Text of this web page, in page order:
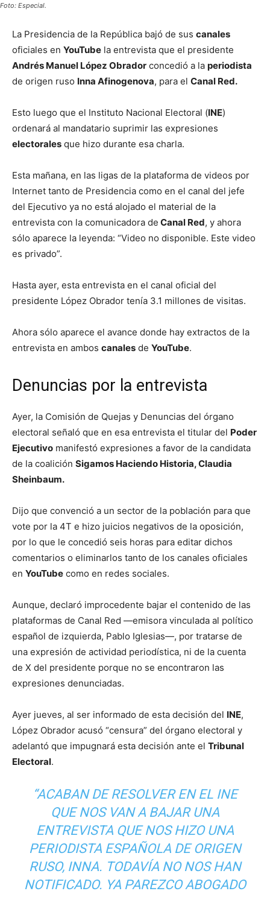
Foto: Especial.
La Presidencia de la República bajó de sus canales
oficiales en YouTube la entrevista que el presidente
Andrés Manuel López Obrador concedió a la periodista
de origen ruso Inna Afinogenova, para el Canal Red.
Esto luego que el Instituto Nacional Electoral (INE)
ordenará al mandatario suprimir las expresiones
electorales que hizo durante esa charla.
Esta mañana, en las ligas de la plataforma de videos por
Internet tanto de Presidencia como en el canal del jefe
del Ejecutivo ya no está alojado el material de la
entrevista con la comunicadora de Canal Red, y ahora
sólo aparece la leyenda: “Video no disponible. Este video
es privado”.
Hasta ayer, esta entrevista en el canal oficial del
presidente López Obrador tenía 3.1 millones de visitas.
Ahora sólo aparece el avance donde hay extractos de la
entrevista en ambos canales de YouTube.
Denuncias por la entrevista
Ayer, la Comisión de Quejas y Denuncias del órgano
electoral señaló que en esa entrevista el titular del Poder
Ejecutivo manifestó expresiones a favor de la candidata
de la coalición Sigamos Haciendo Historia, Claudia
Sheinbaum.
Dijo que convenció a un sector de la población para que
vote por la 4T e hizo juicios negativos de la oposición,
por lo que le concedió seis horas para editar dichos
comentarios o eliminarlos tanto de los canales oficiales
en YouTube como en redes sociales.
Aunque, declaró improcedente bajar el contenido de las
plataformas de Canal Red —emisora vinculada al político
español de izquierda, Pablo Iglesias—, por tratarse de
una expresión de actividad periodística, ni de la cuenta
de X del presidente porque no se encontraron las
expresiones denunciadas.
Ayer jueves, al ser informado de esta decisión del INE,
López Obrador acusó “censura” del órgano electoral y
adelantó que impugnará esta decisión ante el Tribunal
Electoral.
“ACABAN DE RESOLVER EN EL INE
QUE NOS VAN A BAJAR UNA
ENTREVISTA QUE NOS HIZO UNA
PERIODISTA ESPAÑOLA DE ORIGEN
RUSO, INNA. TODAVÍA NO NOS HAN
NOTIFICADO. YA PAREZCO ABOGADO